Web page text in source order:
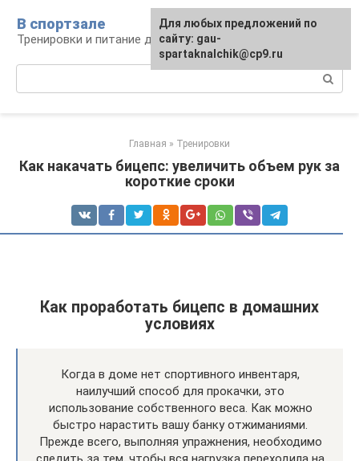
контенту
В спортзале
Тренировки и питание для здоровья
Главная » Тренировки
Как накачать бицепс: увеличить объем рук за
короткие сроки
Как проработать бицепс в домашних
условиях
Когда в доме нет спортивного инвентаря,
наилучший способ для прокачки, это
использование собственного веса. Как можно
быстро нарастить вашу банку отжиманиями.
Прежде всего, выполняя упражнения, необходимо
Для любых предложений по
сайту: gau-
spartaknalchik@cp9.ru